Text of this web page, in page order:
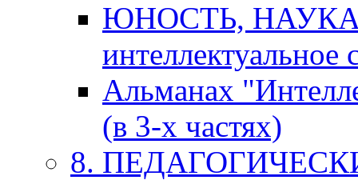
ЮНОСТЬ,
интеллектуальное
Альманах
(в 3-х частях)
8.